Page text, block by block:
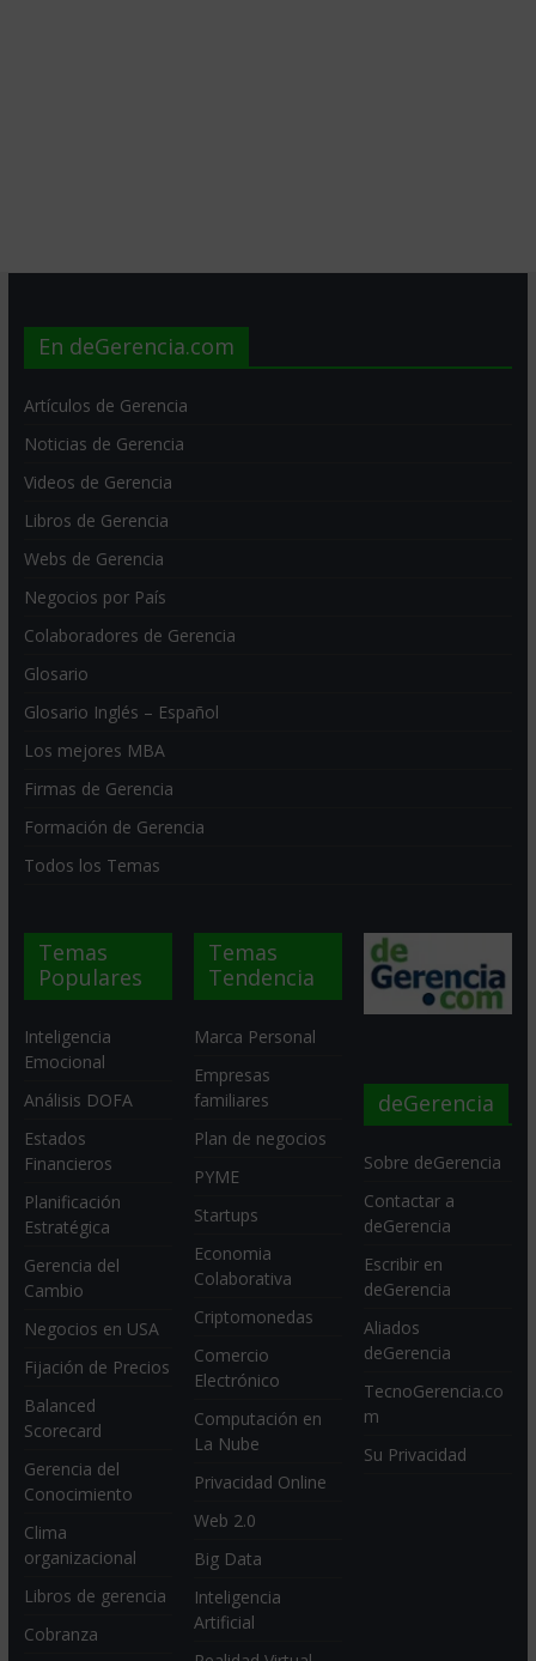
En deGerencia.com
Artículos de Gerencia
Noticias de Gerencia
Videos de Gerencia
Libros de Gerencia
Webs de Gerencia
Negocios por País
Colaboradores de Gerencia
Glosario
Glosario Inglés – Español
Los mejores MBA
Firmas de Gerencia
Formación de Gerencia
Todos los Temas
Temas
Populares
Inteligencia
Emocional
Análisis DOFA
Estados
Financieros
Planificación
Estratégica
Gerencia del
Cambio
Negocios en USA
Fijación de Precios
Balanced
Scorecard
Gerencia del
Conocimiento
Clima
organizacional
Libros de gerencia
Cobranza
Temas
Tendencia
Marca Personal
Empresas
familiares
Plan de negocios
PYME
Startups
Economia
Colaborativa
Criptomonedas
Comercio
Electrónico
Computación en
La Nube
Privacidad Online
Web 2.0
Big Data
Inteligencia
Artificial
deGerencia
Sobre deGerencia
Contactar a
deGerencia
Escribir en
deGerencia
Aliados
deGerencia
TecnoGerencia.co
m
Su Privacidad